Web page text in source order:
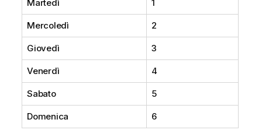
Martedì 1
Mercoledì 2
Giovedì 3
Venerdì 4
Sabato 5
Domenica 6